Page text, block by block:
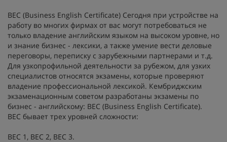
BEC (Business English Certificate) Сегодня при устройстве на
работу во многих фирмах от вас могут потребоваться не
только владение английским языком на высоком уровне, но
и знание бизнес - лексики, а также умение вести деловые
переговоры, переписку с зарубежными партнерами и т.д.
Для узкопрофильной деятельности за рубежом, для узких
специалистов относятся экзамены, которые проверяют
владение профессиональной лексикой. Кембриджским
экзаменационным советом разработаны экзамены по
бизнес - английскому: BEC (Business English Certificate).
BEC бывает трех уровней сложности:
BEC 1, BEC 2, BEC 3.